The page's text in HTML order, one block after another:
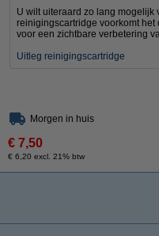
U wilt uiteraard zo lang mogelijk
reinigingscartridge voorkomt
voor een zichtbare verbetering
Uitleg reinigingscartridge
Morgen in huis
€ 7,50
€ 6,20 excl. 21% btw